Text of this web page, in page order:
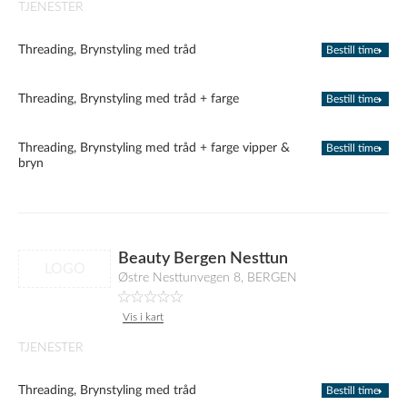
TJENESTER
Threading, Brynstyling med tråd Bestill time
Threading, Brynstyling med tråd + farge Bestill time
Threading, Brynstyling med tråd + farge vipper &
bryn
Bestill time
Beauty Bergen Nesttun
Østre Nesttunvegen 8, BERGEN
Vis i kart
TJENESTER
Threading, Brynstyling med tråd Bestill time